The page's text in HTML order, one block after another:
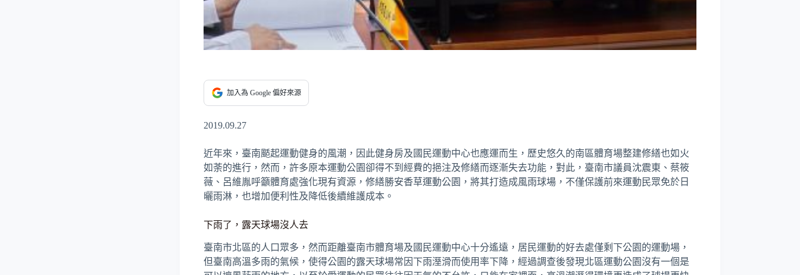
加入為 Google 偏好來源
2019.09.27
近年來，臺南颳起運動健身的風潮，因此健身房及國民運動中心也應運而生，歷史悠久的南區體育場整建修繕也如火
如荼的進行，然而，許多原本運動公園卻得不到經費的挹注及修繕而逐漸失去功能，對此，臺南市議員沈震東、蔡筱
薇、呂維胤呼籲體育處強化現有資源，修繕勝安香草運動公園，將其打造成風雨球場，不僅保護前來運動民眾免於日
曬雨淋，也增加便利性及降低後續維護成本。
下雨了，露天球場沒人去
臺南市北區的人口眾多，然而距離臺南市體育場及國民運動中心十分遙遠，居民運動的好去處僅剩下公園的運動場，
但臺南高溫多雨的氣候，使得公園的露天球場常因下雨溼滑而使用率下降，經過調查後發現北區運動公園沒有一個是